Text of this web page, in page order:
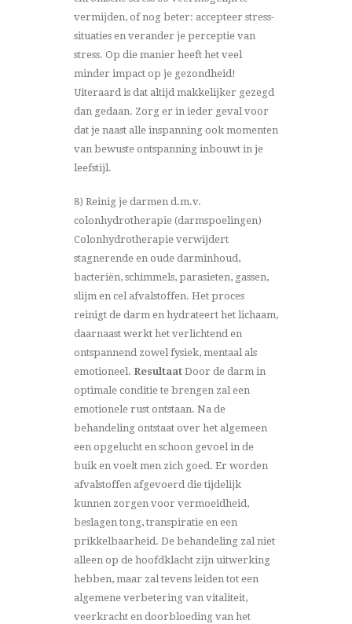
vermijden, of nog beter: accepteer stress-
situaties en verander je perceptie van
stress. Op die manier heeft het veel
minder impact op je gezondheid!
Uiteraard is dat altijd makkelijker gezegd
dan gedaan. Zorg er in ieder geval voor
dat je naast alle inspanning ook momenten
van bewuste ontspanning inbouwt in je
leefstijl.
8) Reinig je darmen d.m.v.
colonhydrotherapie (darmspoelingen)
Colonhydrotherapie verwijdert
stagnerende en oude darminhoud,
bacteriën, schimmels, parasieten, gassen,
slijm en cel afvalstoffen. Het proces
reinigt de darm en hydrateert het lichaam,
daarnaast werkt het verlichtend en
ontspannend zowel fysiek, mentaal als
emotioneel. Resultaat Door de darm in
optimale conditie te brengen zal een
emotionele rust ontstaan. Na de
behandeling ontstaat over het algemeen
een opgelucht en schoon gevoel in de
buik en voelt men zich goed. Er worden
afvalstoffen afgevoerd die tijdelijk
kunnen zorgen voor vermoeidheid,
beslagen tong, transpiratie en een
prikkelbaarheid. De behandeling zal niet
alleen op de hoofdklacht zijn uitwerking
hebben, maar zal tevens leiden tot een
algemene verbetering van vitaliteit,
veerkracht en doorbloeding van het